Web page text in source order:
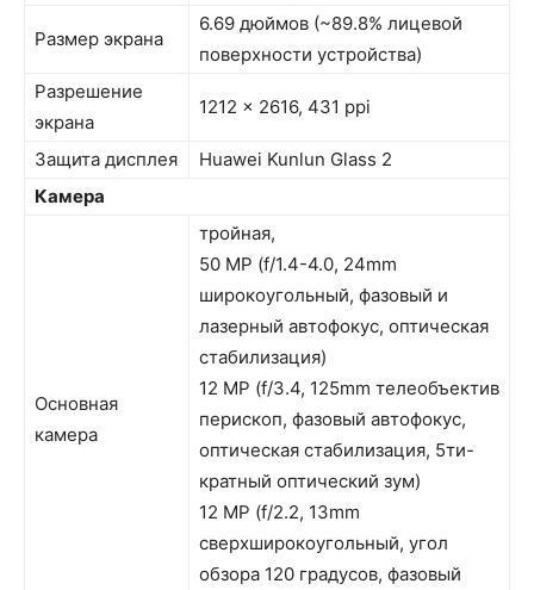
Размер экрана
6.69 дюймов (~89.8% лицевой
поверхности устройства)
Разрешение
экрана
1212 x 2616, 431 ppi
Защита дисплея
Huawei Kunlun Glass 2
Камера
Основная
камера
тройная,
50 MP (f/1.4-4.0, 24mm
широкоугольный, фазовый и
лазерный автофокус, оптическая
стабилизация)
12 MP (f/3.4, 125mm телеобъектив
перископ, фазовый автофокус,
оптическая стабилизация, 5ти-
кратный оптический зум)
12 MP (f/2.2, 13mm
сверхширокоугольный, угол
обзора 120 градусов, фазовый